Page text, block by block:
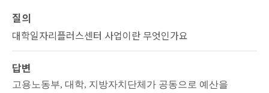
질의
대학일자리플러스센터 사업이란 무엇인가요
답변
고용노동부, 대학, 지방자치단체가 공동으로 예산을